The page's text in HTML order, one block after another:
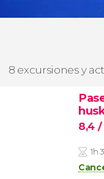
8 excursiones y
8,4 /
1h